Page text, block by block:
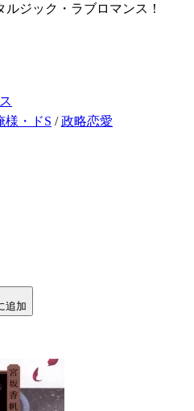
ジック・ラブロマンス！
様・ドS /政略恋愛
追加